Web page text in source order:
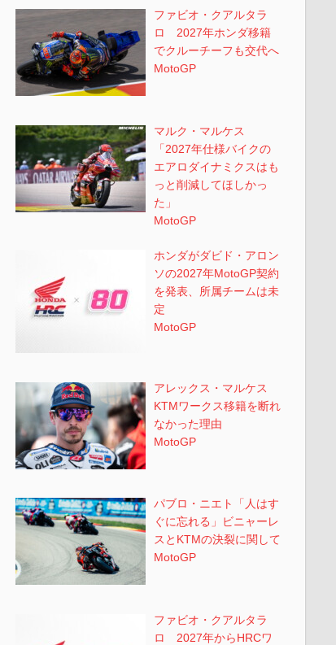
ファビオ・クアルタラ
ロ 2027年ホンダ移籍
でクルーチーフも交代へ
MotoGP
マルク・マルケス
「2027年仕様バイクの
エアロダイナミクスはも
っと削減してほしかっ
た」
MotoGP
ホンダがダビド・アロン
ソの2027年MotoGP契約
を発表、所属チームは未
定
MotoGP
アレックス・マルケス
KTMワークス移籍を断れ
なかった理由
MotoGP
パブロ・ニエト「人はす
ぐに忘れる」ビニャーレ
スとKTMの決裂に関して
MotoGP
ファビオ・クアルタラ
ロ 2027年からHRCワ